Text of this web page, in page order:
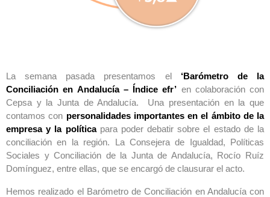
La semana pasada presentamos el ‘Barómetro de la
Conciliación en Andalucía – Índice efr’ en colaboración con
Cepsa y la Junta de Andalucía. Una presentación en la que
contamos con personalidades importantes en el ámbito de la
empresa y la políticapara poder debatir sobre el estado de la
conciliación en la región. La Consejera de Igualdad, Políticas
Sociales y Conciliación de la Junta de Andalucía, Rocío Ruíz
Domínguez, entre ellas, que se encargó de clausurar el acto.
Hemos realizado el Barómetro de Conciliación en Andalucía con